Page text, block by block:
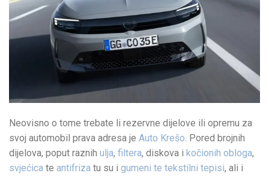
Neovisno o tome trebate li rezervne dijelove ili opremu za
svoj automobil prava adresa je Auto Krešo . Pored brojnih
dijelova, poput raznih ulja, filtera, diskova i kočionih obloga,
svjećica te antifriza tu su i gumeni te tekstilni tepisi, ali i